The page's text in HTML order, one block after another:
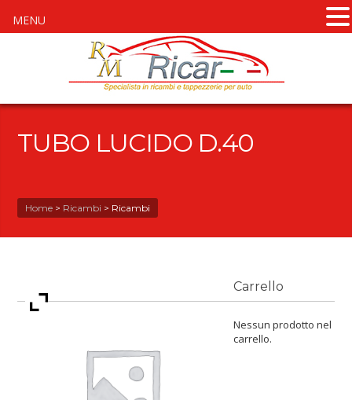
TUBO LUCIDO D.40
Home > Ricambi > Ricambi
Carrello
Nessun prodotto nel
carrello.
MENU